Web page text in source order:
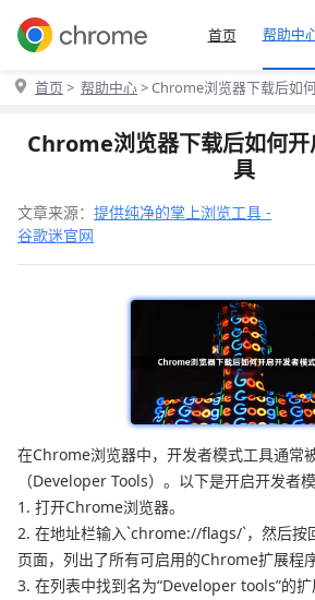
首页 帮助中
首页 > 帮助中心> Chrome浏览器下载后如
Chrome浏览器下载后如何
具
文章来源： 提供纯净的掌上浏览工具 -
谷歌迷官网
在Chrome浏览器中，开发者模式工具通常
（Developer Tools）。以下是开启开发者
1. 打开Chrome浏览器。
2. 在地址栏输入`chrome://flags/`，然后按
页面，列出了所有可启用的Chrome扩展程序
3. 在列表中找到名为“Developer tools”的